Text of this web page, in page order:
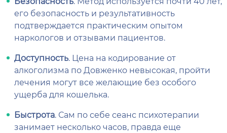
его безопасность и результативность
подтверждается практическим опытом
наркологов и отзывами пациентов.
Доступность. Цена на кодирование от
алкоголизма по Довженко невысокая, пройти
лечения могут все желающие без особого
ущерба для кошелька.
Быстрота. Сам по себе сеанс психотерапии
занимает несколько часов, правда еще